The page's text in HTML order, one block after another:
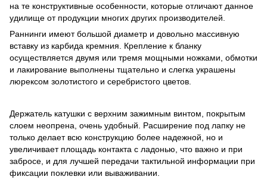
на те конструктивные особенности, которые отличают данное
удилище от продукции многих других производителей.
Раннинги имеют большой диаметр и довольно массивную
вставку из карбида кремния. Крепление к бланку
осуществляется двумя или тремя мощными ножками, обмотки
и лакирование выполнены тщательно и слегка украшены
люрексом золотистого и серебристого цветов.
Держатель катушки с верхним зажимным винтом, покрытым
слоем неопрена, очень удобный. Расширение под лапку не
только делает всю конструкцию более надежной, но и
увеличивает площадь контакта с ладонью, что важно и при
забросе, и для лучшей передачи тактильной информации при
фиксации поклевки или вываживании.